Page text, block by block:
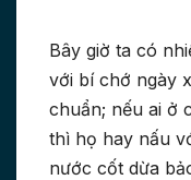
Bây giờ ta có
với bí chớ ngày
chuẩn; nếu ai ở
thì họ hay nấu
nước cốt dừa